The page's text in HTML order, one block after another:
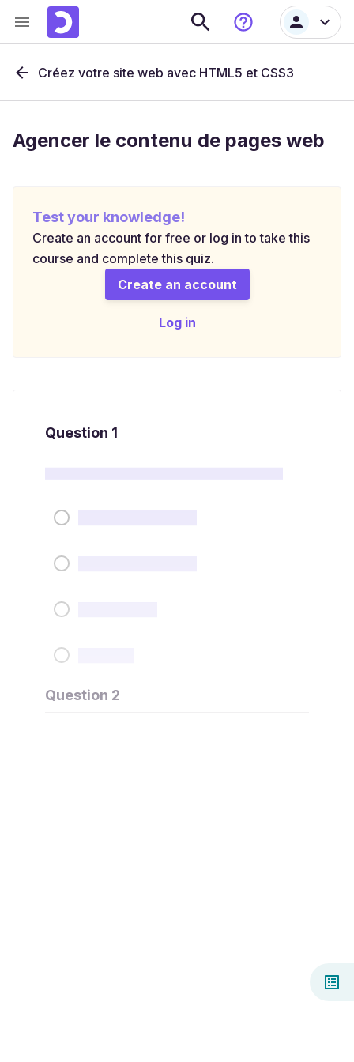
Créez votre site web avec HTML5 et CSS3
Agencer le contenu de pages web
Test your knowledge!
Create an account for free or log in to take this
course and complete this quiz.
Create an account
Log in
Question 1
Question 2